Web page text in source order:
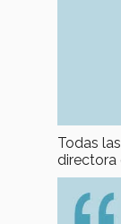
Todas
directora